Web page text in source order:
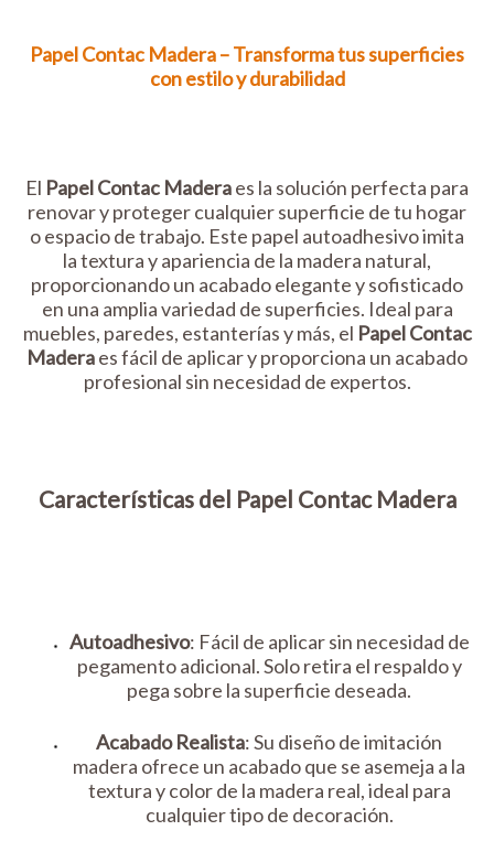
Papel Contac Madera – Transforma tus superficies
con estilo y durabilidad
El Papel Contac Maderaes la solución perfecta para
renovar y proteger cualquier superficie de tu hogar
o espacio de trabajo. Este papel autoadhesivo imita
la textura y apariencia de la madera natural,
proporcionando un acabado elegante y sofisticado
en una amplia variedad de superficies. Ideal para
muebles, paredes, estanterías y más, el Papel Contac
Maderaes fácil de aplicar y proporciona un acabado
profesional sin necesidad de expertos.
Características del Papel Contac Madera
Autoadhesivo: Fácil de aplicar sin necesidad de
pegamento adicional. Solo retira el respaldo y
pega sobre la superficie deseada.
Acabado Realista: Su diseño de imitación
madera ofrece un acabado que se asemeja a la
textura y color de la madera real, ideal para
cualquier tipo de decoración.